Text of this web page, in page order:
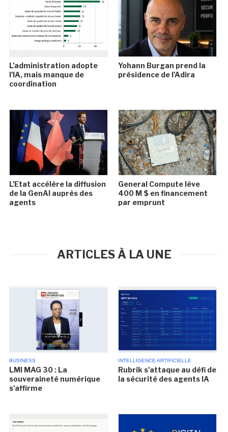
L'administration adopte
l'IA, mais manque de
coordination
Yohann Burgan prend la
présidence de l'Adira
L'Etat accélère la diffusion
de la GenAI auprès des
agents
General Compute lève
400 M $ en financement
par emprunt
ARTICLES À LA UNE
BUSINESS
LMI MAG 30 : La
souveraineté numérique
s'affirme
INTELLIGENCE ARTIFICIELLE
Rubrik s'attaque au défi de
la sécurité des agents IA